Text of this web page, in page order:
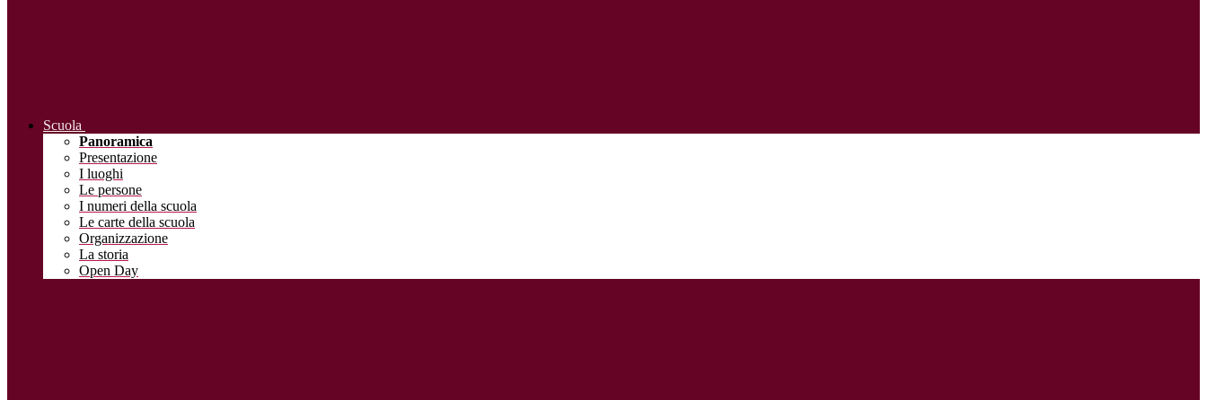
Scuola
Panoramica
Presentazione
I luoghi
Le persone
I numeri della scuola
Le carte della scuola
Organizzazione
La storia
Open Day